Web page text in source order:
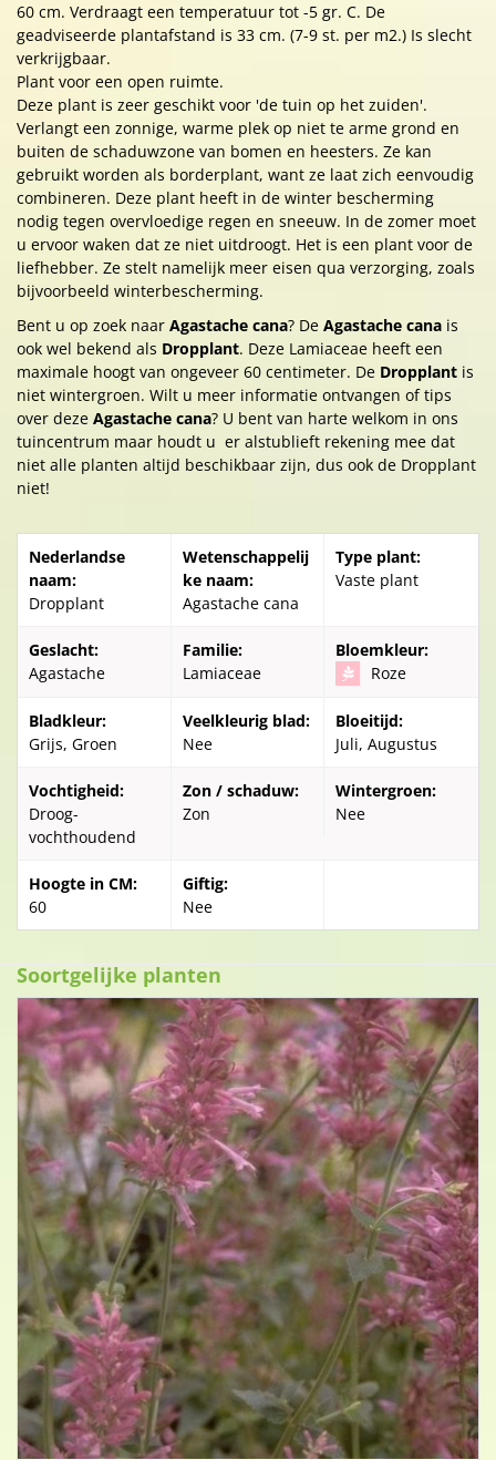
60 cm. Verdraagt een temperatuur tot -5 gr. C. De
geadviseerde plantafstand is 33 cm. (7-9 st. per m2.) Is slecht
verkrijgbaar.
Plant voor een open ruimte.
Deze plant is zeer geschikt voor 'de tuin op het zuiden'.
Verlangt een zonnige, warme plek op niet te arme grond en
buiten de schaduwzone van bomen en heesters. Ze kan
gebruikt worden als borderplant, want ze laat zich eenvoudig
combineren. Deze plant heeft in de winter bescherming
nodig tegen overvloedige regen en sneeuw. In de zomer moet
u ervoor waken dat ze niet uitdroogt. Het is een plant voor de
liefhebber. Ze stelt namelijk meer eisen qua verzorging, zoals
bijvoorbeeld winterbescherming.
Bent u op zoek naar Agastache cana? De Agastache cana is
ook wel bekend als Dropplant. Deze Lamiaceae heeft een
maximale hoogt van ongeveer 60 centimeter. De Dropplant is
niet wintergroen. Wilt u meer informatie ontvangen of tips
over deze Agastache cana? U bent van harte welkom in ons
tuincentrum maar houdt u er alstublieft rekening mee dat
niet alle planten altijd beschikbaar zijn, dus ook de Dropplant
niet!
Nederlandse
naam:
Dropplant
Wetenschappelij
ke naam:
Agastache cana
Type plant:
Vaste plant
Geslacht:
Agastache
Familie:
Lamiaceae
Bloemkleur:
Roze
Bladkleur:
Grijs, Groen
Veelkleurig blad:
Nee
Bloeitijd:
Juli, Augustus
Vochtigheid:
Droog-
vochthoudend
Zon / schaduw:
Zon
Wintergroen:
Nee
Hoogte in CM:
60
Giftig:
Nee
Soortgelijke planten